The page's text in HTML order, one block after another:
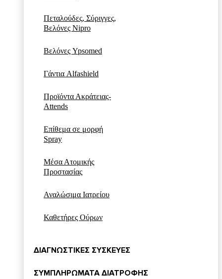
Πεταλούδες, Σύριγγες,
Βελόνες Nipro
Βελόνες Ypsomed
Γάντια Alfashield
Προϊόντα Ακράτειας-
Attends
Επίθεμα σε μορφή
Spray
Μέσα Ατομικής
Προστασίας
Αναλώσιμα Ιατρείου
Καθετήρες Ούρων
ΔΙΑΓΝΩΣΤΙΚΕΣ ΣΥΣΚΕΥΕΣ
ΣΥΜΠΛΗΡΩΜΑΤΑ ΔΙΑΤΡΟΦΗΣ